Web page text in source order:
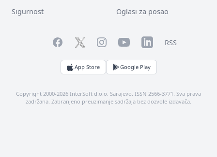
Sigurnost Oglasi za posao
FacebookTwitterInstagramYouTubeLinkedInRSS
App Store Google Play
Copyright 2000-2026 InterSoft d.o.o. Sarajevo. ISSN 2566-3771. Sva prava
zadržana. Zabranjeno preuzimanje sadržaja bez dozvole izdavača.